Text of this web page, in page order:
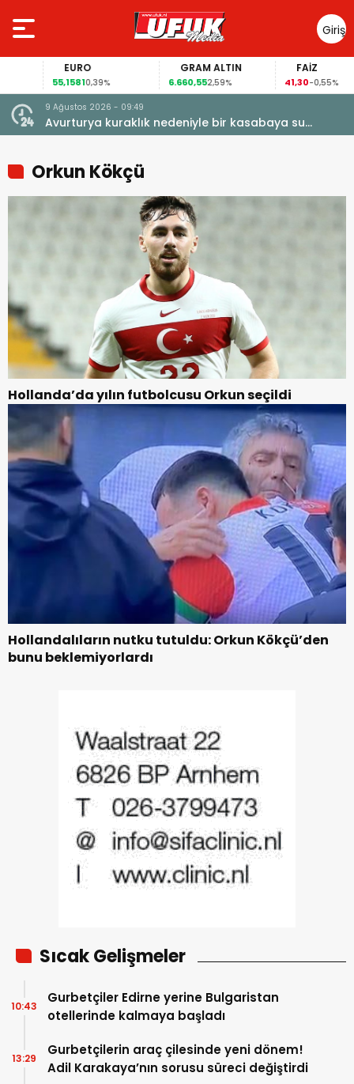
Giriş
Yap
EURO
55,15810,39%
GRAM ALTIN
6.660,552,59%
FAİZ
41,30-0,55%
9 Ağustos 2026 - 09:49
Avurturya kuraklık nedeniyle bir kasabaya su
vermeyi durdurdu
Orkun Kökçü
Hollanda’da yılın futbolcusu Orkun seçildi
Hollandalıların nutku tutuldu: Orkun Kökçü’den
bunu beklemiyorlardı
Sıcak Gelişmeler
Gurbetçiler Edirne yerine Bulgaristan
otellerinde kalmaya başladı
10:43
Gurbetçilerin araç çilesinde yeni dönem!
Adil Karakaya’nın sorusu süreci değiştirdi
13:29